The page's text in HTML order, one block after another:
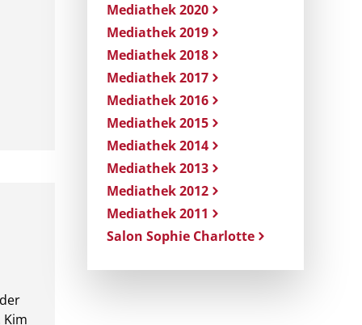
Kim
Mediathek 2020
Mediathek 2019
Mediathek 2018
Mediathek 2017
Mediathek 2016
Mediathek 2015
Mediathek 2014
Mediathek 2013
Mediathek 2012
Mediathek 2011
Salon Sophie Charlotte